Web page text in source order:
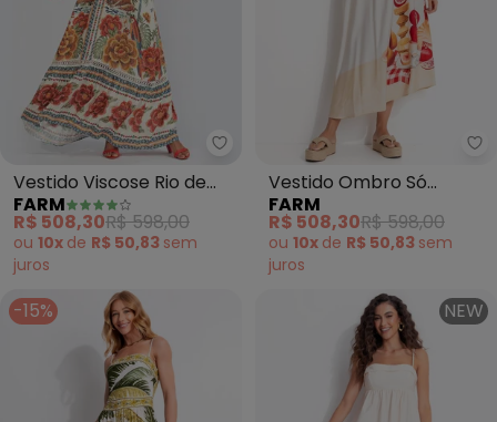
Farm - Vestido Viscose Rio de
Vestido Viscose Rio de
Cor (Bege)
FARM
R$ 508,30R$ 598,00
ou 10x de R$ 50,83 sem
juros
Vestido Ombro Só
Afrodite (Bege)
FARM
R$ 508,30R$ 598,00
ou 10x de R$ 50,83 sem
juros
-15% NEW